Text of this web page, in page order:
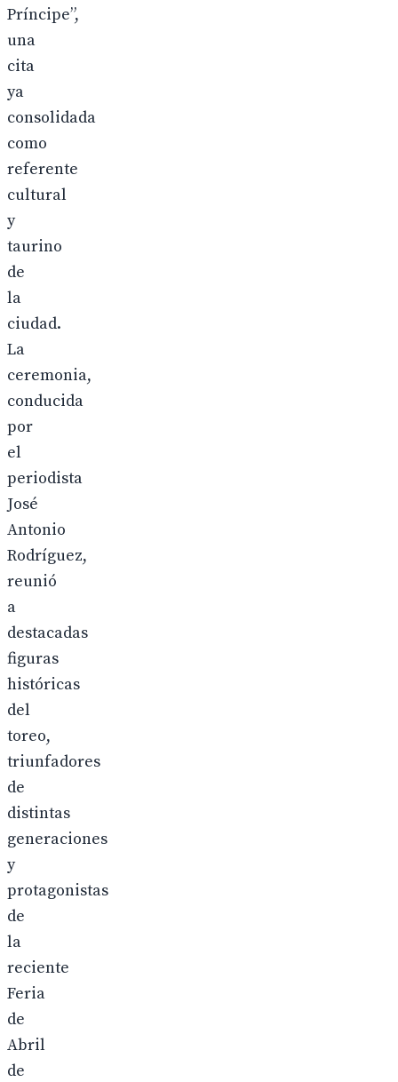
Príncipe”,
una
cita
ya
consolidada
como
referente
cultural
y
taurino
de
la
ciudad.
La
ceremonia,
conducida
por
el
periodista
José
Antonio
Rodríguez,
reunió
a
destacadas
figuras
históricas
del
toreo,
triunfadores
de
distintas
generaciones
y
protagonistas
de
la
reciente
Feria
de
Abril
de